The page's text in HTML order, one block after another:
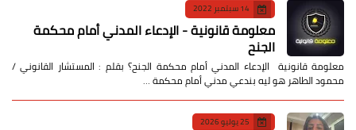
14 سبتمبر 2022
معلومة قانونية - الإدعاء المدني أمام محكمة
الجنح
معلومة قانونية الإدعاء المدني أمام محكمة الجنح؟ بقلم : المستشار القانوني /
محمود الطاهر هو ليه بندعي مدني أمام محكمة …
25 يوليو 2026